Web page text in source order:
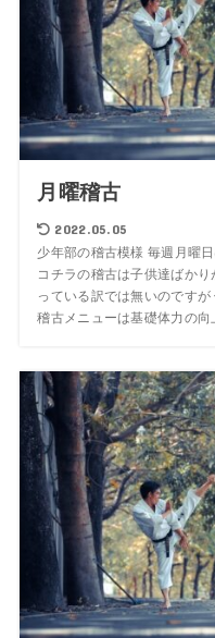
月曜稽古
2022.05.05
少年部の稽古模様 毎週月曜
コチラの稽古は子供達ばか
っている訳では無いのです
稽古メニューは基礎体力の向